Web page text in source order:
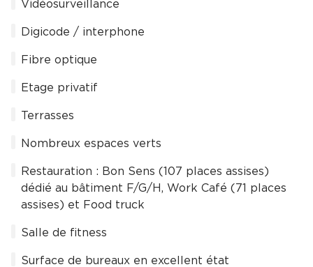
Vidéosurveillance
Digicode / interphone
Fibre optique
Etage privatif
Terrasses
Nombreux espaces verts
Restauration : Bon Sens (107 places assises)
dédié au bâtiment F/G/H, Work Café (71 places
assises) et Food truck
Salle de fitness
Surface de bureaux en excellent état